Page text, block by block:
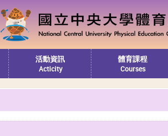
活動資訊
Acticity
體育課程
Courses